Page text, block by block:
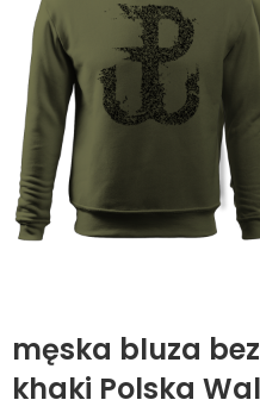
męska bluza
khaki Polska